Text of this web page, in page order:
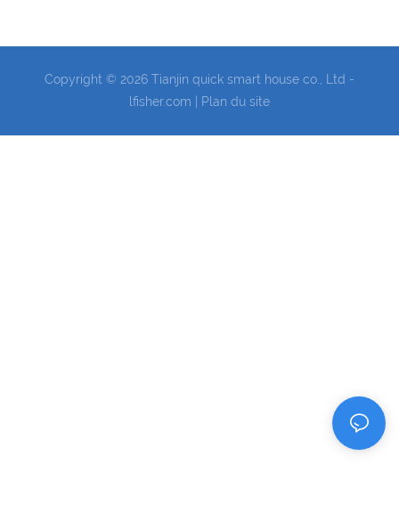
Copyright © 2026 Tianjin quick smart house co., Ltd -
lfisher.com
Plan du site